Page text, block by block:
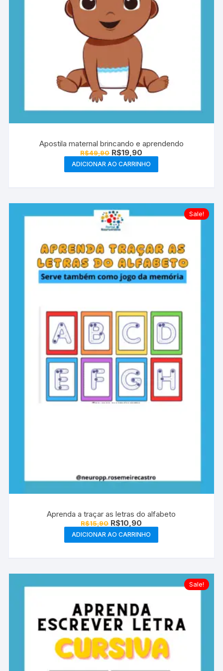
Apostila maternal brincando e aprendendo
R$49,90 O
preço
original
era:
R$19,90
preço
atual
é:
ADICIONAR AO CARRINHO
Sale!
Aprenda a traçar as letras do alfabeto
R$15,90 O
preço
original
era:
R$10,90
preço
atual
é:
ADICIONAR AO CARRINHO
Sale!